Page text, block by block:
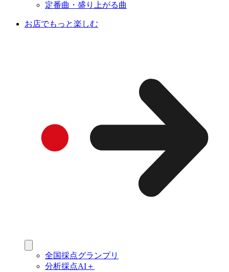
定番曲・盛り上がる曲
お店でもっと楽しむ
全国採点グランプリ
分析採点AI＋